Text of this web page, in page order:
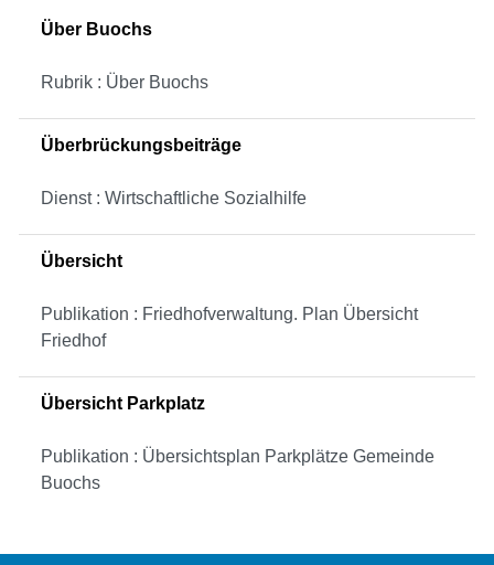
Über Buochs
Rubrik : Über Buochs
Überbrückungsbeiträge
Dienst : Wirtschaftliche Sozialhilfe
Übersicht
Publikation : Friedhofverwaltung. Plan Übersicht
Friedhof
Übersicht Parkplatz
Publikation : Übersichtsplan Parkplätze Gemeinde
Buochs